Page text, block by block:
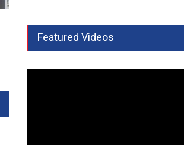
Polisi Temukan 995 Pucuk
Airsoft Gun Dan Senjata Api Di
Sekolah Swasta
Hukum 07 Agu 2026, 202 Views
Featured Videos